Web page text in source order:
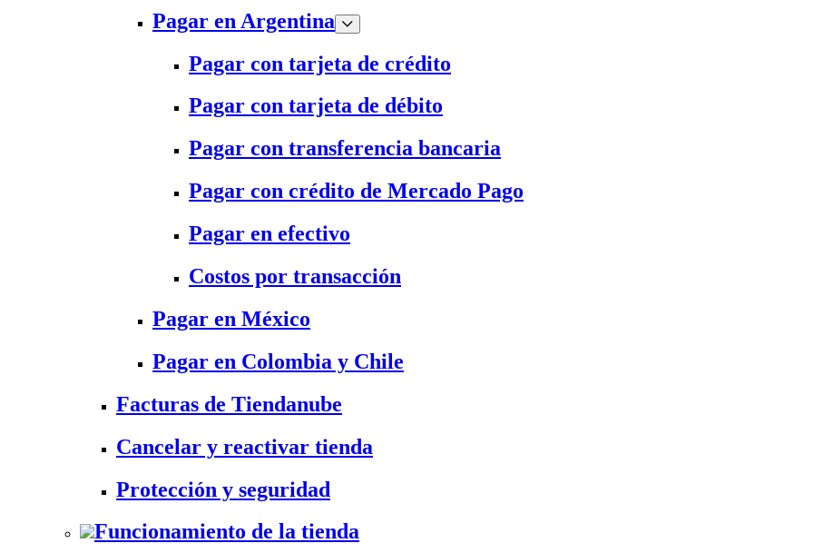
Pagar en Argentina
Pagar con tarjeta de crédito
Pagar con tarjeta de débito
Pagar con transferencia bancaria
Pagar con crédito de Mercado Pago
Pagar en efectivo
Costos por transacción
Pagar en México
Pagar en Colombia y Chile
Facturas de Tiendanube
Cancelar y reactivar tienda
Protección y seguridad
Funcionamiento de la tienda